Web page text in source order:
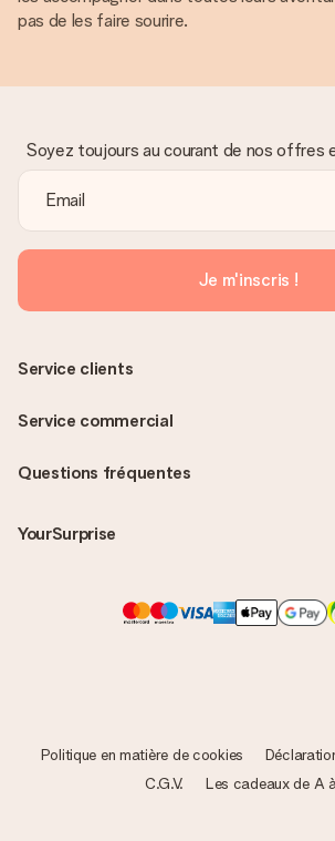
pas de les faire sourire.
Soyez toujours au courant de nos offres
Je m'inscris !
Questions fréquentes
YourSurprise
Service clients
Service commercial
Politique en matière de cookies
C.G.V.
Les cadeaux de A